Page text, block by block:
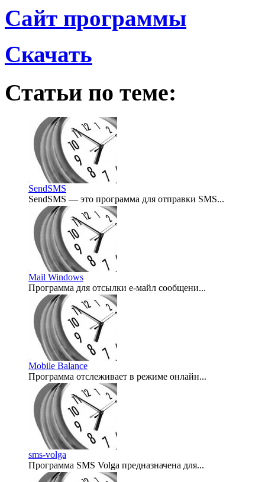
Сайт программы
Скачать
Статьи по теме:
SendSMS
SendSMS — это программа для отправки SMS...
2008-02-03
Mail Windows
Программа для отсылки е-майл сообщени...
2007-03-03
Mobile Balance
Программа отслеживает в режиме онлайн...
2007-03-03
sms-volga
Программа SMS Volga предназначена для...
2007-03-03